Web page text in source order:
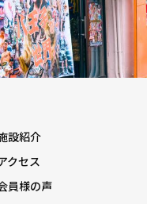
設紹介
クセス
員様の声